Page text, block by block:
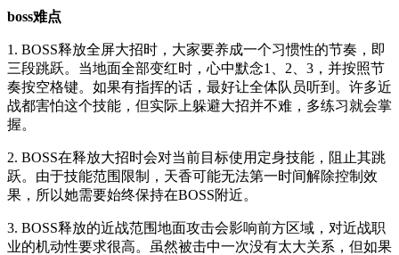
boss难点
1. BOSS释放全屏大招时，大家要养成一个习惯性的节奏，即
三段跳跃。当地面全部变红时，心中默念1、2、3，并按照节
奏按空格键。如果有指挥的话，最好让全体队员听到。许多近
战都害怕这个技能，但实际上躲避大招并不难，多练习就会掌
握。
2. BOSS在释放大招时会对当前目标使用定身技能，阻止其跳
跃。由于技能范围限制，天香可能无法第一时间解除控制效
果，所以她需要始终保持在BOSS附近。
3. BOSS释放的近战范围地面攻击会影响前方区域，对近战职
业的机动性要求很高。虽然被击中一次没有太大关系，但如果